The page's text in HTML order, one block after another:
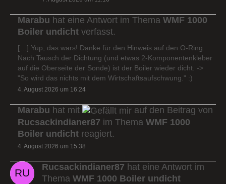
Marabu hat eine Antwort im Thema WMF 1000
Boiler undicht verfasst.
[…] Yup, das wars! Danke für den Hinweis auf den O-Ring.
Nach Tausch der Dichtung (und etwas 2-Komponentenkleber
auf die Oberseite der Sonde) ist der Boiler wieder dicht. ->
"So wird das nichts mit dem Wirtschaftsaufschwung." :)
4. August 2026 um 16:24
Marabu hat mit
auf den Beitrag von
Rucsackindianer87 im Thema WMF 1000
Boiler undicht reagiert.
4. August 2026 um 15:38
Rucsackindianer87 hat eine Antwort im
Thema WMF 1000 Boiler undicht